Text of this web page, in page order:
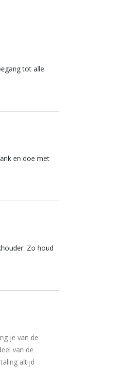
tot alle
en doe met
Zo houd
je van de
van de
altijd